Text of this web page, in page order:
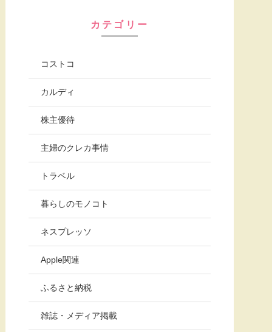
カテゴリー
コストコ
カルディ
株主優待
主婦のクレカ事情
トラベル
暮らしのモノコト
ネスプレッソ
Apple関連
ふるさと納税
雑誌・メディア掲載